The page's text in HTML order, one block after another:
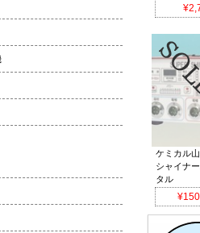
ケミカル
シャイナ
タル